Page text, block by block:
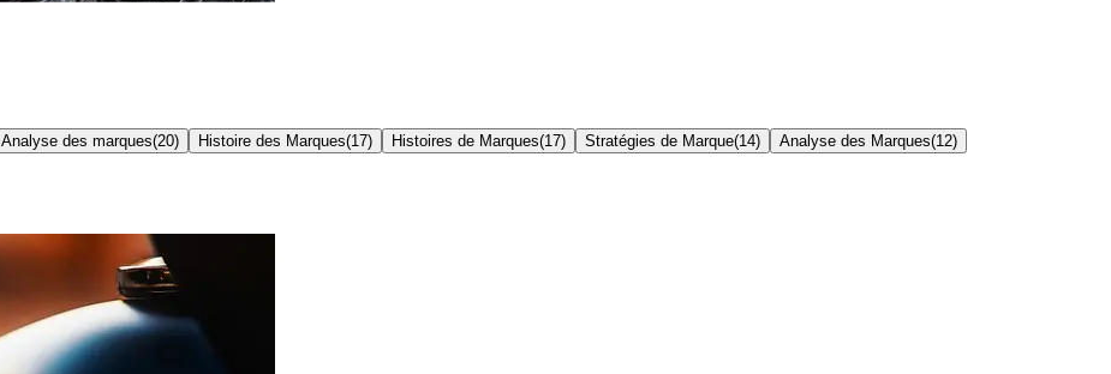
Analyse des marques(20) Histoire des Marques(17) Histoires de Marques(17) Stratégies de Marque(14) Analyse des Marques(12)